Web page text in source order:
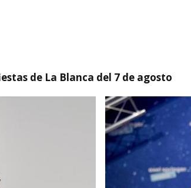
de La Blanca del 7 de agosto